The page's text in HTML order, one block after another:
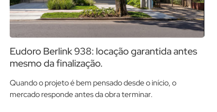
Eudoro Berlink 938: locação garantida antes
mesmo da finalização.
Quando o projeto é bem pensado desde o início, o
mercado responde antes da obra terminar.